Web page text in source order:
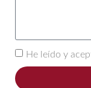
He leído y